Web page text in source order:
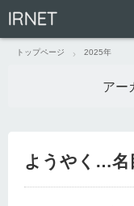
IRNET
トップページ 2025年
アー
ようやく…名